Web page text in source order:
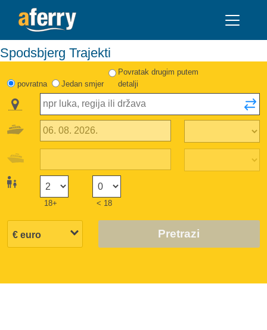
Spodsbjerg Trajekti
povratna Jedan smjer
Povratak drugim putem
detalji
18+ < 18
Pretrazi